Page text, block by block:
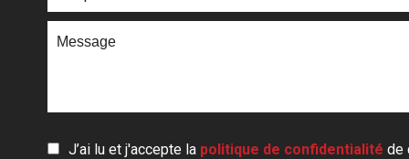
J’ai lu et j'accepte la politique de confidentialité de